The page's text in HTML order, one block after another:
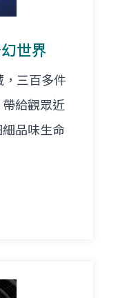
世界
三百多件
給觀眾近
品味生命